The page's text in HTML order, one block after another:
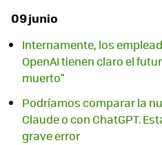
09 junio
Internamente, los
OpenAI tienen claro el
muerto"
Podríamos comparar la
Claude o con ChatGPT.
grave error